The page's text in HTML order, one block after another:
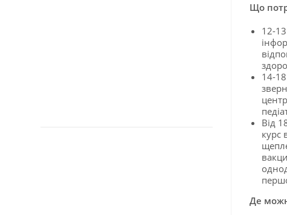
Що
12-
14-
Від
курс
Де